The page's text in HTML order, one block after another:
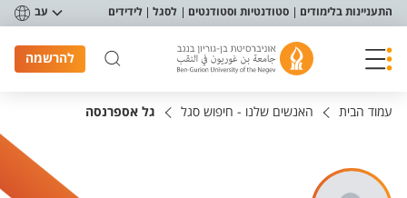
תפריט נגישות
התעניינות בלימודים סטודנטיות וסטודנטים לסגל לידידים עב
להרשמה
עמוד הבית האנשים שלנו - חיפוש סגל גל אספרנסה